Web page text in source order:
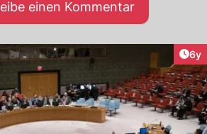
einen Kommentar
6y